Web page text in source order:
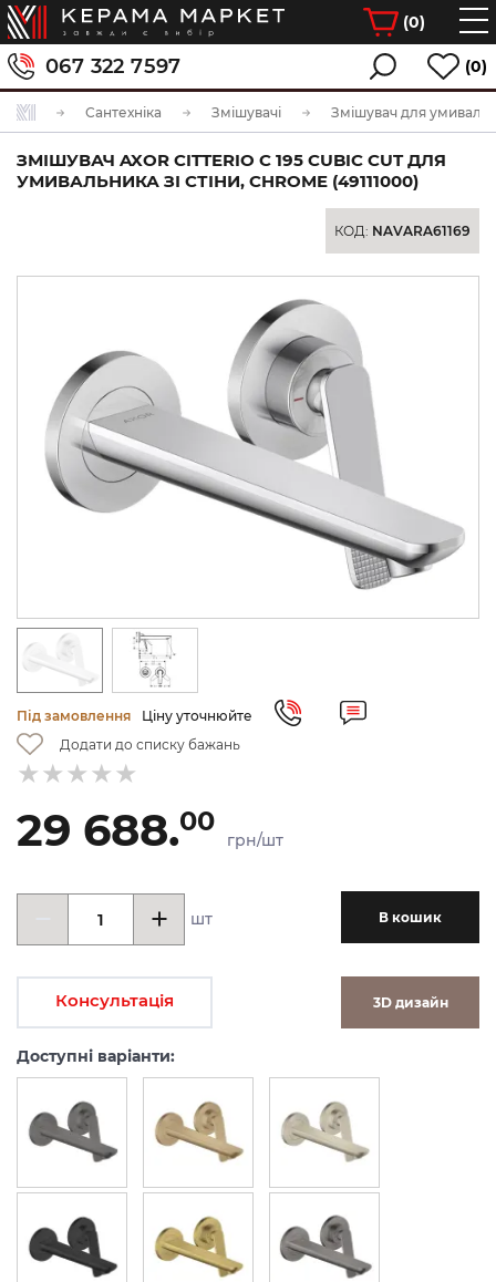
(0)
067 322 7597 (0)
Сантехніка Змішувачі Змішувач для
ЗМІШУВАЧ AXOR CITTERIO C 195 CUBIC CUT ДЛЯ
УМИВАЛЬНИКА ЗІ СТІНИ, CHROME (49111000)
КОД: NAVARA61169
Під замовлення
Ціну уточнюйте
Додати до списку бажань
29 688.00
грн/шт
шт В кошик
Консультація 3D дизайн
Доступні варіанти: